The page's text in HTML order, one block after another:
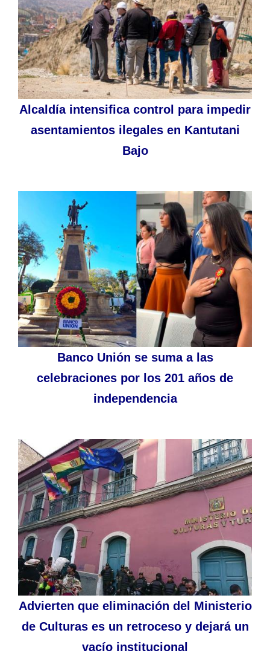
Alcaldía intensifica control para impedir
asentamientos ilegales en Kantutani
Bajo
Banco Unión se suma a las
celebraciones por los 201 años de
independencia
Advierten que eliminación del Ministerio
de Culturas es un retroceso y dejará un
vacío institucional